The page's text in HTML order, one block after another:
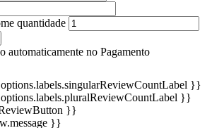
quantidade
automaticamente no Pagamento
}}
}}
}}
}}